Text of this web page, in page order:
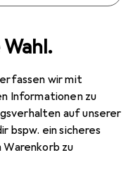
wir mit
Informationen zu
auf unserer
bspw. ein sicheres
Warenkorb zu
Helit Papierkorb 13l Joy pink
pink